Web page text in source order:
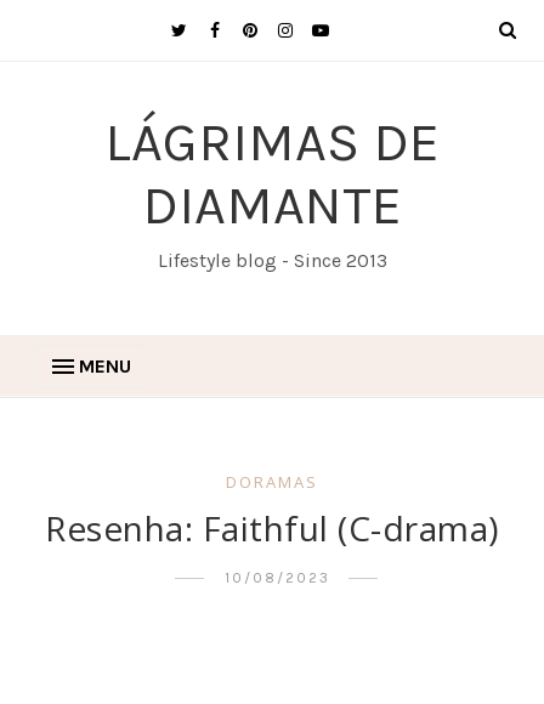
LÁGRIMAS DE
DIAMANTE
Lifestyle blog - Since 2013
MENU
DORAMAS
Resenha: Faithful (C-drama)
10/08/2023